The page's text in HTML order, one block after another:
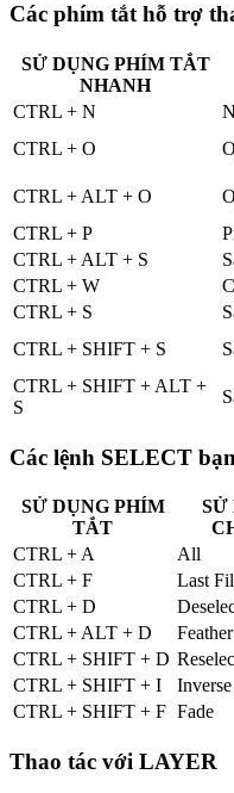
Các phím tắt hỗ trợ
SỬ DỤNG PHÍM TẮT
NHANH
CTRL + N
CTRL + O
CTRL + ALT + O
CTRL + P
CTRL + ALT + S
CTRL + W
CTRL + S
CTRL + SHIFT + S
CTRL + SHIFT + ALT +
S
Các lệnh SELECT
SỬ DỤNG PHÍM
TẮT
SỬ
CTRL + A
All
CTRL + F
Last
CTRL + D
CTRL + ALT + D
Feather
CTRL + SHIFT + D
CTRL + SHIFT + I
Inverse
CTRL + SHIFT + F Fade
Thao tác với LAYER